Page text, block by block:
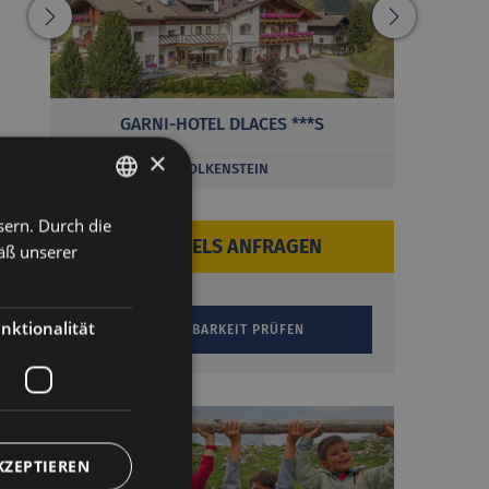
GARNI-HOTEL DLACES ***S
WOLKENSTEIN
HOTELS ANFRAGEN
ITALIAN
×
Durch die
unserer